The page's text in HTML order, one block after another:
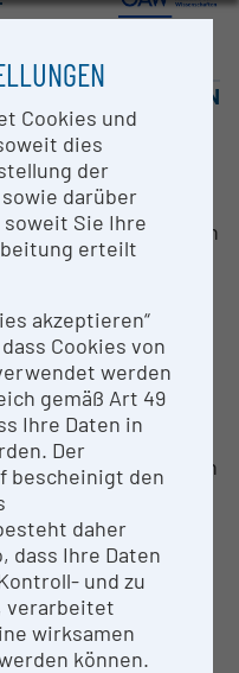
FOR COLLABORATION
6,3 x 5,5 x 3,4 m,
Messungen
Umgebung
ausgestattet mit
bidirektionalen
und
die Anlage zur
functions
zur Darstellung
Videobrille und
sowie Erfassung von
akustischer
Cookies und
dies
der
darüber
Sie Ihre
erteilt
akzeptieren“
Cookies von
werden
gemäß Art 49
Ihre Daten in
Der
bescheinigt den
daher
dass Ihre Daten
und zu
verarbeitet
wirksamen
können.